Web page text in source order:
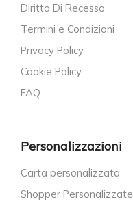
Diritto Di Recesso
Termini e Condizioni
Privacy Policy
Cookie Policy
FAQ
Personalizzazioni
Carta personalizzata
Shopper Personalizzate